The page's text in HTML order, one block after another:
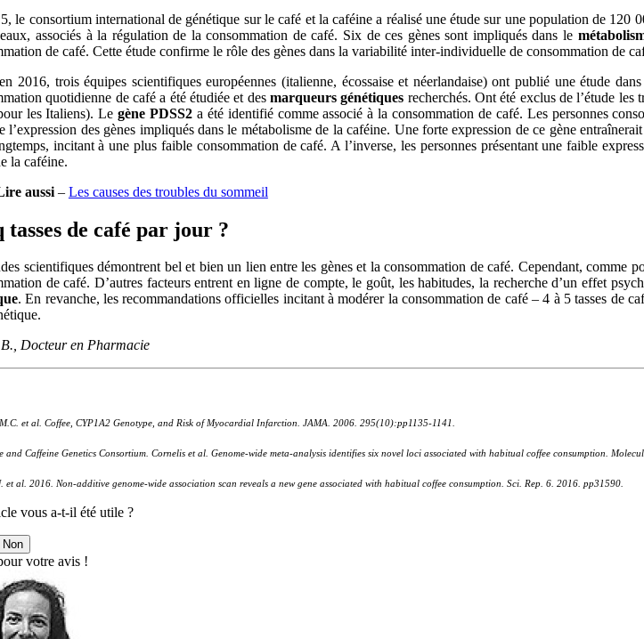
le consortium international de génétique sur le café et la caféine a réalisé une étude sur une population de
associés à la régulation de la consommation de café. Six de ces gènes sont impliqués dans le
de café. Cette étude confirme le rôle des gènes dans la variabilité inter-individuelle de consommation de
2016, trois équipes scientifiques européennes (italienne, écossaise et néerlandaise) ont publié une étude
quotidienne de café a été étudiée et des marqueurs génétiques recherchés. Ont été exclus de l’étude
les Italiens). Legène PDSS2 a été identifié comme associé à la consommation de café. Les personnes
l’expression des gènes impliqués dans le métabolisme de la caféine. Une forte expression de ce gène
incitant à une plus faible consommation de café. A l’inverse, les personnes présentant une faible
la caféine.
aussi– Les causes des troubles du sommeil
tasses de café par jour ?
scientifiques démontrent bel et bien un lien entre les gènes et la consommation de café. Cependant, comme
de café. D’autres facteurs entrent en ligne de compte, le goût, les habitudes, la recherche d’un effet
. En revanche, les recommandations officielles incitant à modérer la consommation de café – 4 à 5 tasses de
Docteur en Pharmacie
et al. Coffee, CYP1A2 Genotype, and Risk of Myocardial Infarction. JAMA. 2006. 295(10):pp1135-1141.
and Caffeine Genetics Consortium. Cornelis et al. Genome-wide meta-analysis identifies six novel loci associated with habitual coffee consumption.
et al. 2016. Non-additive genome-wide association scan reveals a new gene associated with habitual coffee consumption. Sci. Rep. 6. 2016. pp31590.
vous a-t-il été utile ?
Non
votre avis !